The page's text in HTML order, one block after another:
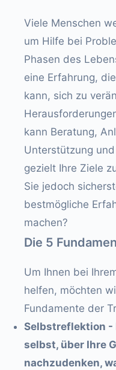
Viele Menschen
um Hilfe bei
Phasen des
eine Erfahrung,
kann, sich zu
kann Beratung,
Unterstützung
gezielt Ihre Ziele
Sie jedoch
bestmögliche
machen?
Die 5
Um Ihnen bei
helfen, möchten
Fundamente der
Selbstreflektion -
selbst, über Ihre
nachzudenken,